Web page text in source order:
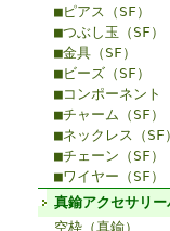
■ピアス（SF）
■つぶし玉（SF）
■金具（SF）
■ビーズ（SF）
■コンポーネント
■チャーム（SF）
■ネックレス（SF）
■チェーン（SF）
■ワイヤー（SF）
真鍮アクセサリー
空枠（真鍮）